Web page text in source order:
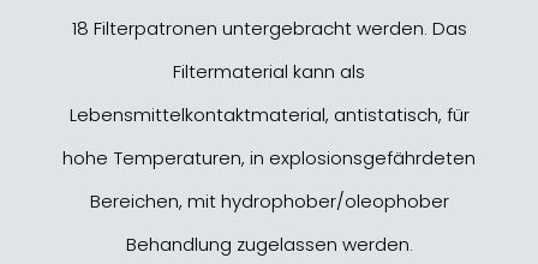
18 Filterpatronen untergebracht werden. Das
Filtermaterial kann als
Lebensmittelkontaktmaterial, antistatisch, für
hohe Temperaturen, in explosionsgefährdeten
Bereichen, mit hydrophober/oleophober
Behandlung zugelassen werden.